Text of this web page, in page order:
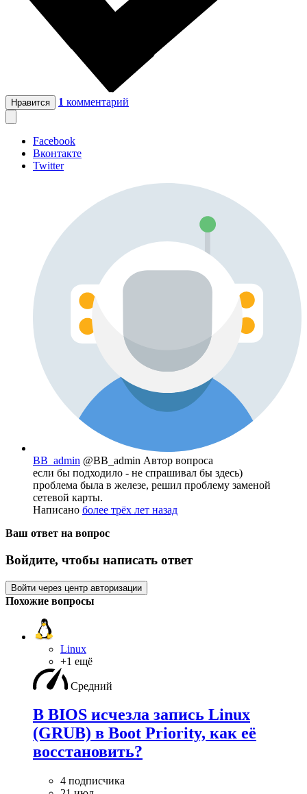
Нравится 1 комментарий
Facebook
Вконтакте
Twitter
BB_admin @BB_admin Автор вопроса
если бы подходило - не спрашивал бы здесь)
проблема была в железе, решил проблему заменой
сетевой карты.
Написано более трёх лет назад
Ваш ответ на вопрос
Войдите, чтобы написать ответ
Войти через центр авторизации
Похожие вопросы
Linux
+1 ещё
Средний
В BIOS исчезла запись Linux
(GRUB) в Boot Priority, как её
восстановить?
4 подписчика